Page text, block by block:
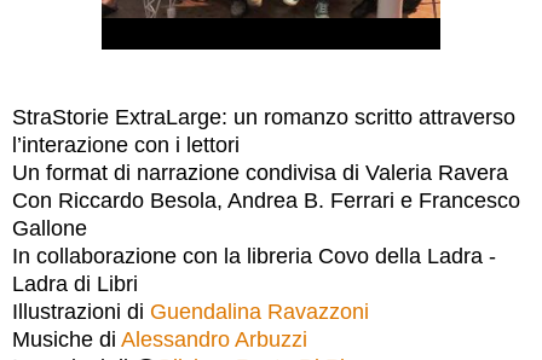
StraStorie ExtraLarge: un romanzo scritto attraverso
l’interazione con i lettori
Un format di narrazione condivisa di Valeria Ravera
Con Riccardo Besola, Andrea B. Ferrari e Francesco
Gallone
In collaborazione con la libreria Covo della Ladra -
Ladra di Libri
Illustrazioni di Guendalina Ravazzoni
Musiche di Alessandro Arbuzzi